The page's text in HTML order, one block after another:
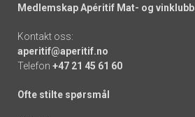
Medlemskap Apéritif Mat- og vinklubb
Kontakt oss:
aperitif@aperitif.no
Telefon +47 21 45 61 60
Ofte stilte spørsmål